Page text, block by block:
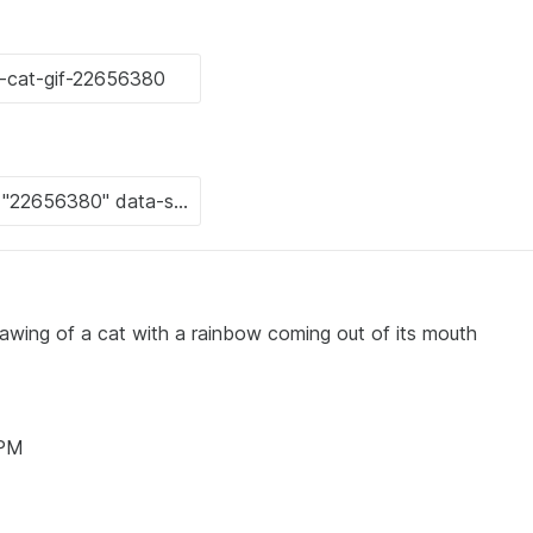
of a cat with a rainbow coming out of its mouth